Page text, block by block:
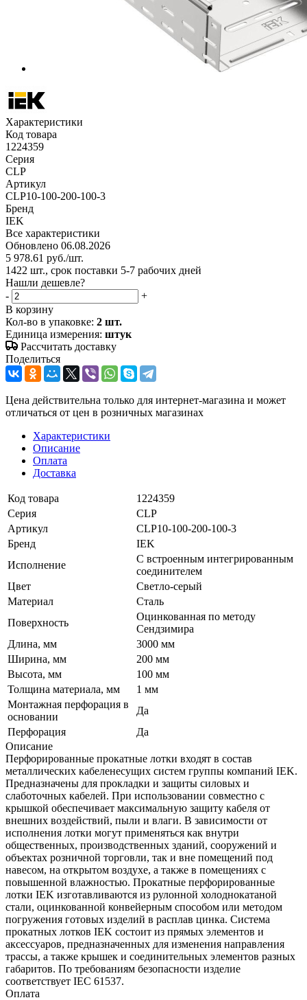
Характеристики
Код товара
1224359
Серия
CLP
Артикул
CLP10-100-200-100-3
Бренд
IEK
Все характеристики
Обновлено 06.08.2026
5 978.61 руб./шт.
1422 шт., срок поставки 5-7 рабочих дней
Нашли дешевле?
-
+
В корзину
Кол-во в упаковке: 2 шт.
Единица измерения: штук
Рассчитать доставку
Поделиться
Цена действительна только для интернет-магазина и может
отличаться от цен в розничных магазинах
Характеристики
Описание
Оплата
Доставка
Код товара
1224359
Серия
CLP
Артикул
CLP10-100-200-100-3
Бренд
IEK
Исполнение
С встроенным интегрированным
соединителем
Цвет
Светло-серый
Материал
Сталь
Поверхность
Оцинкованная по методу
Сендзимира
Длина, мм
3000 мм
Ширина, мм
200 мм
Высота, мм
100 мм
Толщина материала, мм
1 мм
Монтажная перфорация в
основании
Да
Перфорация
Да
Описание
Перфорированные прокатные лотки входят в состав
металлических кабеленесущих систем группы компаний IEK.
Предназначены для прокладки и защиты силовых и
слаботочных кабелей. При использовании совместно с
крышкой обеспечивает максимальную защиту кабеля от
внешних воздействий, пыли и влаги. В зависимости от
исполнения лотки могут применяться как внутри
общественных, производственных зданий, сооружений и
объектах розничной торговли, так и вне помещений под
навесом, на открытом воздухе, а также в помещениях с
повышенной влажностью. Прокатные перфорированные
лотки IEK изготавливаются из рулонной холоднокатаной
стали, оцинкованной конвейерным способом или методом
погружения готовых изделий в расплав цинка. Система
прокатных лотков IEK состоит из прямых элементов и
аксессуаров, предназначенных для изменения направления
трассы, а также крышек и соединительных элементов разных
габаритов. По требованиям безопасности изделие
соответствует IEC 61537.
Оплата